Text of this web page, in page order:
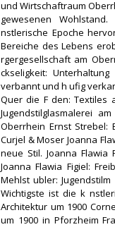
und Wirtschaftraum
gewesenen
nstlerische Epoche
Bereiche des Lebens
rgergesellschaft am
ckseligkeit:
verbannt und h ufig
Quer die F den: Textiles
Jugendstilglasmalerei
Oberrhein Ernst Strebel:
Curjel & Moser Joanna
neue Stil. Joanna Flawia
Joanna Flawia Figiel:
Mehlst ubler:
Wichtigste ist die k
Architektur um 1900
um 1900 in Pforzheim